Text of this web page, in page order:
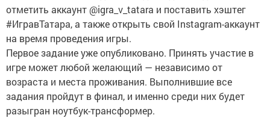
отметить аккаунт @igra_v_tatara и поставить хэштег
#ИгравТатара, а также открыть свой Instagram-аккаунт
на время проведения игры.
Первое задание уже опубликовано. Принять участие в
игре может любой желающий — независимо от
возраста и места проживания. Выполнившие все
задания пройдут в финал, и именно среди них будет
разыгран ноутбук-трансформер.